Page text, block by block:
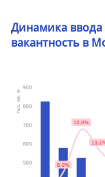
Динамика
вакантность в